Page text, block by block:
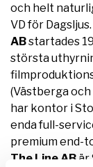
och helt
VD för Dagsljus.
ABstartades
största
(Västberga
har kontor i
enda full-
premium end-
The Line AB är